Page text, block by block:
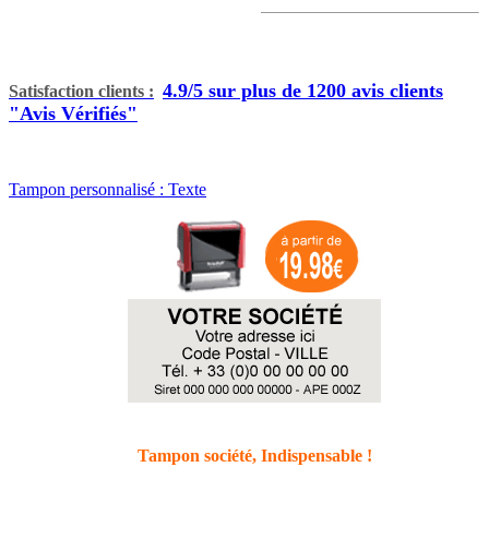
Satisfaction clients : 4.9/5 sur plus de 1200 avis clients
"Avis Vérifiés"
Tampon personnalisé : Texte
Tampon société, Indispensable!